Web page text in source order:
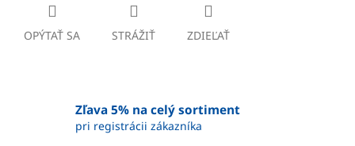
OPÝTAŤ SA STRÁŽIŤ ZDIEĽAŤ
Zľava 5% na celý sortiment
pri registrácii zákazníka